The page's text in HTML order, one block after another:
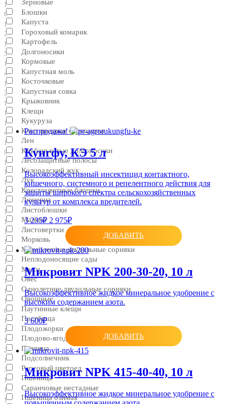
Зерновые
6
Капуста
2
Картофель
5
Кормовые
4
Косточковые
2
Крыжовник
1
Кукуруза
4
Лен
9
Лесозащитные полосы
1
Лук
1
Люцерна
1
Малина
1
Морковь
2
Неплодоносящие сады
1
Овес
1
Овощные
6
Пастбища
1
Плодово-ягодные
2
Подсолнечник
3
Пшеница
1
Пшеница озимая
1
Блошки
1
Гороховый комарик
1
Долгоносики
1
Капустная моль
1
Капустная совка
1
Клещи
1
Клоп вредная черепашка
1
Клубеньковые долгоносики
1
Колорадский жук
1
Крестоцветные блошки
1
Листоблошки
1
Листовертки
1
Многолетние двудольные сорняки
1
Мухи
1
Однолетние двудольные сорняки
1
Паутинные клещи
1
Плодожорки
1
Пьявица
1
Рапсовый цветоед
1
Саранчовые нестадные
1
Распродажа!
Кунгфу, КЭ 5 л
Высокоэффективный инсектицид контактного,
кишечного, системного и репелентного действия для
защиты широкого спектра сельскохозяйственных
культур от комплекса вредителей.
3 235₽ 2 975₽
ДОБАВИТЬ
Микровит NPK 200-30-20, 10 л
Высокоэффективное жидкое минеральное удобрение с
высоким содержанием азота.
3 600₽
ДОБАВИТЬ
Микровит NPK 415-40-40, 10 л
Высокоэффективное жидкое минеральное удобрение с